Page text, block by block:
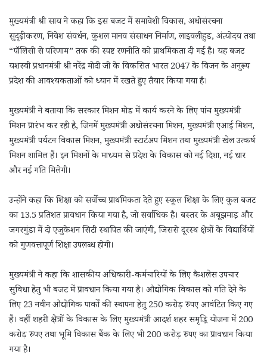
मुख्यमंत्री श्री साय ने कहा कि इस बजट में समावेशी विकास, अधोसंरचना
सुदृढ़ीकरण, निवेश संवर्धन, कुशल मानव संसाधन निर्माण, लाइवलीहुड, अंत्योदय तथा
“पॉलिसी से परिणाम” तक की स्पष्ट रणनीति को प्राथमिकता दी गई है। यह बजट
यशस्वी प्रधानमंत्री श्री नरेंद्र मोदी जी के विकसित भारत 2047 के विजन के अनुरूप
प्रदेश की आवश्यकताओं को ध्यान में रखते हुए तैयार किया गया है।
मुख्यमंत्री ने बताया कि सरकार मिशन मोड में कार्य करने के लिए पांच मुख्यमंत्री
मिशन प्रारंभ कर रही है, जिनमें मुख्यमंत्री अधोसंरचना मिशन, मुख्यमंत्री एआई मिशन,
मुख्यमंत्री पर्यटन विकास मिशन, मुख्यमंत्री स्टार्टअप मिशन तथा मुख्यमंत्री खेल उत्कर्ष
मिशन शामिल हैं। इन मिशनों के माध्यम से प्रदेश के विकास को नई दिशा, नई धार
और नई गति मिलेगी।
उन्होंने कहा कि शिक्षा को सर्वोच्च प्राथमिकता देते हुए स्कूल शिक्षा के लिए कुल बजट
का 13.5 प्रतिशत प्रावधान किया गया है, जो सर्वाधिक है। बस्तर के अबूझमाड़ और
जगरगुंडा में दो एजुकेशन सिटी स्थापित की जाएंगी, जिससे दूरस्थ क्षेत्रों के विद्यार्थियों
को गुणवत्तापूर्ण शिक्षा उपलब्ध होगी।
मुख्यमंत्री ने कहा कि शासकीय अधिकारी-कर्मचारियों के लिए कैशलेस उपचार
सुविधा हेतु भी बजट में प्रावधान किया गया है। औद्योगिक विकास को गति देने के
लिए 23 नवीन औद्योगिक पार्कों की स्थापना हेतु 250 करोड़ रुपए आवंटित किए गए
हैं। वहीं शहरी क्षेत्रों के विकास के लिए मुख्यमंत्री आदर्श शहर समृद्धि योजना में 200
करोड़ रुपए तथा भूमि विकास बैंक के लिए भी 200 करोड़ रुपए का प्रावधान किया
गया है।